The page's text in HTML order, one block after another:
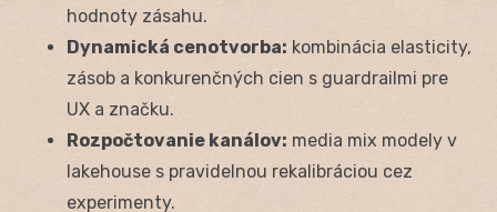
hodnoty zásahu.
Dynamická cenotvorba: kombinácia elasticity,
zásob a konkurenčných cien s guardrailmi pre
UX a značku.
Rozpočtovanie kanálov: media mix modely v
lakehouse s pravidelnou rekalibráciou cez
experimenty.